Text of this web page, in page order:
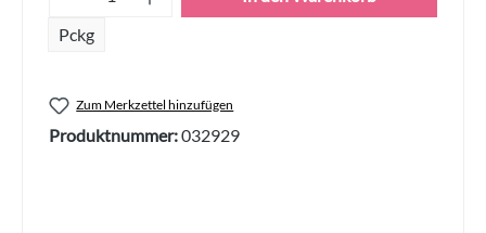
Pckg
Zum Merkzettel hinzufügen
Produktnummer:032929